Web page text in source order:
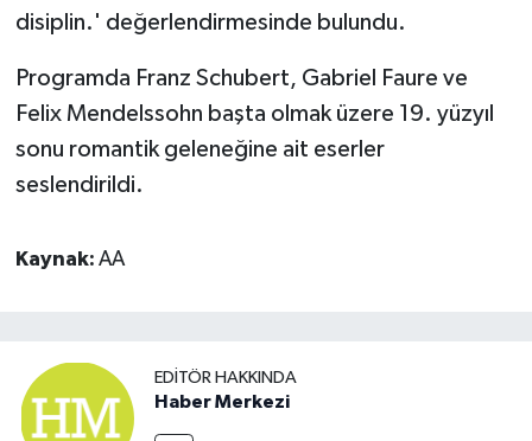
disiplin.' değerlendirmesinde bulundu.
Programda Franz Schubert, Gabriel Faure ve
Felix Mendelssohn başta olmak üzere 19. yüzyıl
sonu romantik geleneğine ait eserler
seslendirildi.
Kaynak: AA
EDITÖR HAKKINDA
Haber Merkezi